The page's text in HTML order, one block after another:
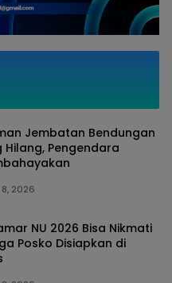
Jembatan Bendungan
Hilang, Pengendara
2026
NU 2026 Bisa Nikmati
Posko Disiapkan di